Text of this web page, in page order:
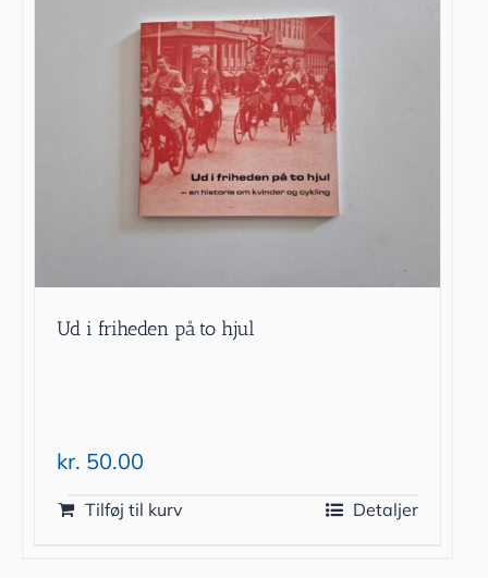
Ud i friheden på to hjul
kr. 50.00
Tilføj til kurv Detaljer